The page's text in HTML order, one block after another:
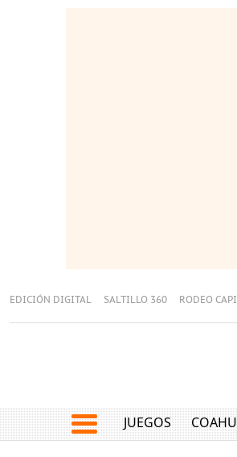
EDICIÓN DIGITAL SALTILLO 360 RODEO
JUEGOS